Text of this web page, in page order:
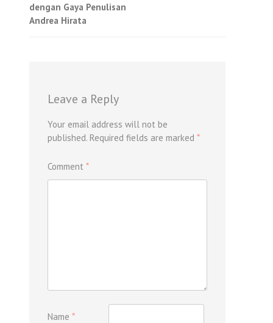
dengan Gaya Penulisan
Andrea Hirata
Leave a Reply
Your email address will not be
published. Required fields are marked *
Comment *
Name *